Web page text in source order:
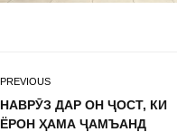
PREVIOUS
НАВРӮЗ ДАР ОН ҶОСТ, КИ
ЁРОН ҲАМА ҶАМЪАНД